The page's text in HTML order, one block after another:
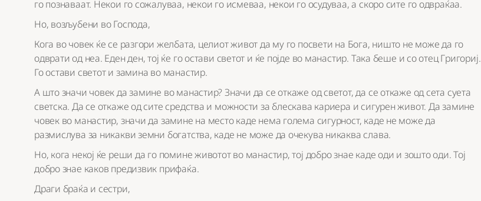
го познаваат. Некои го сожалуваа, некои го исмеваа, некои го осудуваа, а скоро сите го одвраќаа.
Но, возљубени во Господа,
Кога во човек ќе се разгори желбата, целиот живот да му го посвети на Бога, ништо не може да го
одврати од неа. Еден ден, тој ќе го остави светот и ќе појде во манастир. Така беше и со отец Григориј.
Го остави светот и замина во манастир.
А што значи човек да замине во манастир? Значи да се откаже од светот, да се откаже од сета суета
светска. Да се откаже од сите средства и можности за блескава кариера и сигурен живот. Да замине
човек во манастир, значи да замине на место каде нема голема сигурност, каде не може да
размислува за никакви земни богатства, каде не може да очекува никаква слава.
Но, кога некој ќе реши да го помине животот во манастир, тој добро знае каде оди и зошто оди. Тој
добро знае каков предизвик прифаќа.
Драги браќа и сестри,